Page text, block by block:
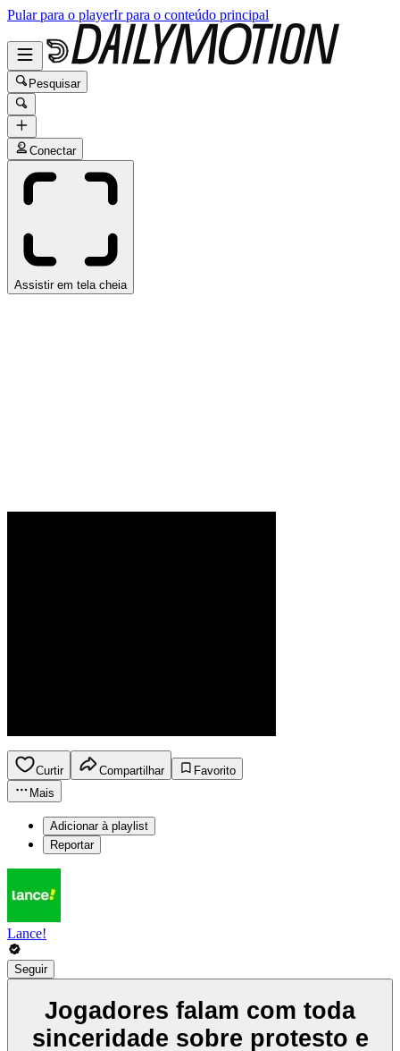
Pular para o playerIr para o conteúdo principal
Pesquisar
Conectar
Assistir em tela cheia
Curtir Compartilhar
Favorito
Mais
Adicionar à playlist
Reportar
Lance!
Seguir
Jogadores falam com toda
sinceridade sobre protesto e